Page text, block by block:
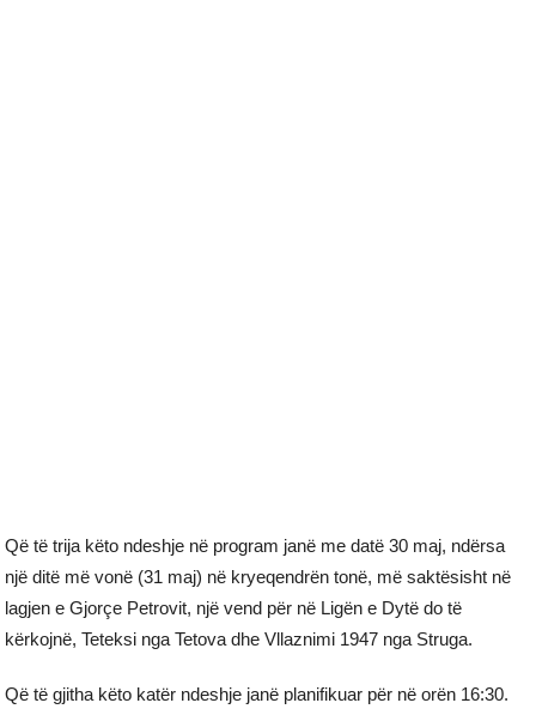
Që të trija këto ndeshje në program janë me datë 30 maj, ndërsa
një ditë më vonë (31 maj) në kryeqendrën tonë, më saktësisht në
lagjen e Gjorçe Petrovit, një vend për në Ligën e Dytë do të
kërkojnë, Teteksi nga Tetova dhe Vllaznimi 1947 nga Struga.
Që të gjitha këto katër ndeshje janë planifikuar për në orën 16:30.